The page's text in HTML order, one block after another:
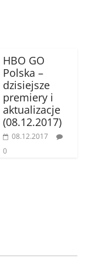
HBO GO
Polska –
dzisiejsze
premiery i
aktualizacje
(08.12.2017)
08.12.2017
0